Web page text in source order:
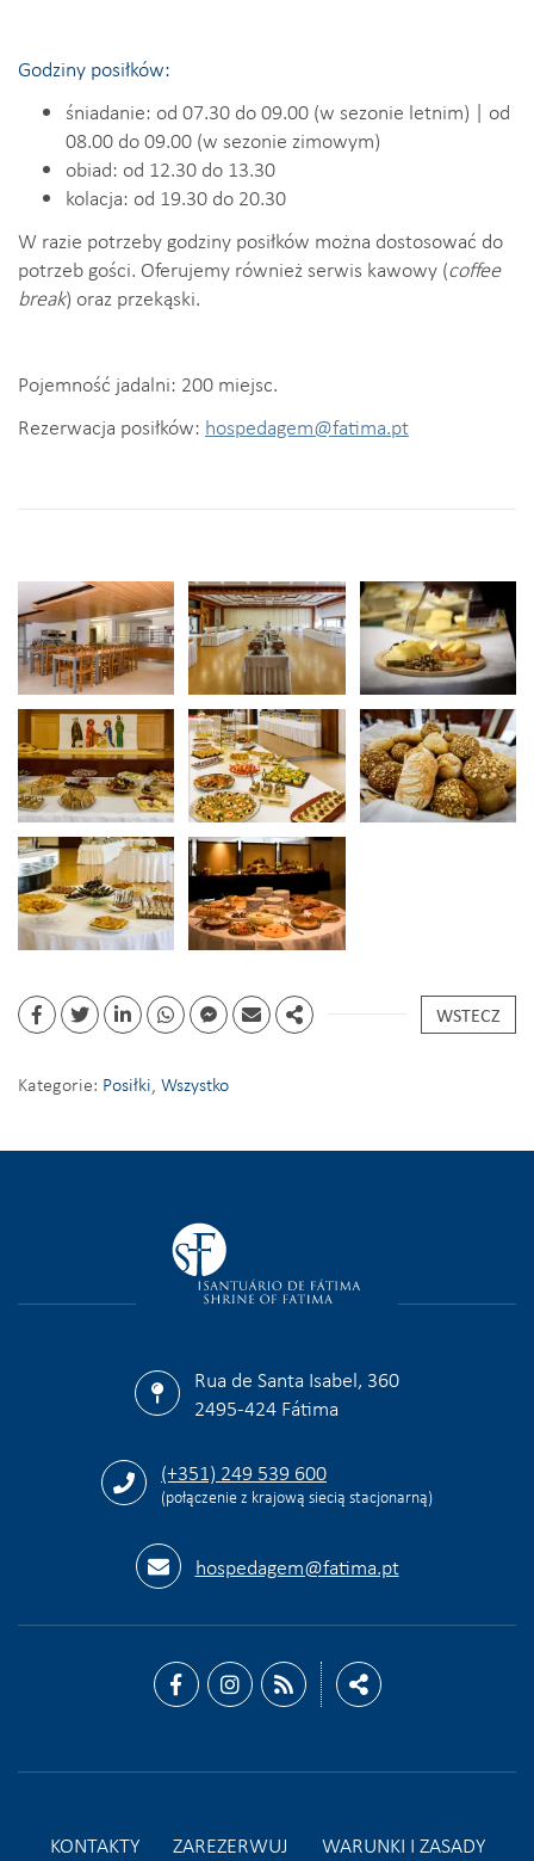
Godziny posiłków:
śniadanie: od 07.30 do 09.00 (w sezonie letnim) | od
08.00 do 09.00 (w sezonie zimowym)
obiad: od 12.30 do 13.30
kolacja: od 19.30 do 20.30
W razie potrzeby godziny posiłków można dostosować do
potrzeb gości. Oferujemy również serwis kawowy (coffee
break) oraz przekąski.
Pojemność jadalni: 200 miejsc.
Rezerwacja posiłków: hospedagem@fatima.pt
WSTECZ
Kategorie: Posiłki, Wszystko
Rua de Santa Isabel, 360
2495-424 Fátima
(+351) 249 539 600
(połączenie z krajową siecią stacjonarną)
hospedagem@fatima.pt
KONTAKTY ZAREZERWUJ WARUNKI I ZASADY